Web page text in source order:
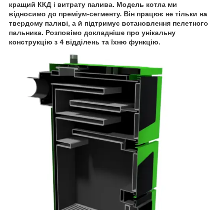
кращий ККД і витрату палива. Модель котла ми
відносимо до преміум-сегменту. Він працює не тільки на
твердому паливі, а й підтримує встановлення пелетного
пальника. Розповімо докладніше про унікальну
конструкцію з 4 відділень та їхню функцію.